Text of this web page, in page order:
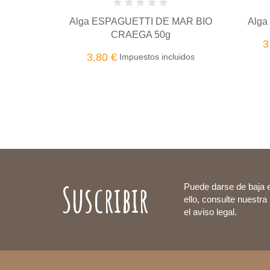
Alga ESPAGUETTI DE MAR BIO
CRAEGA 50g
3,80 €Impuestos incluidos
Alga
Suscribir
Puede darse de baja
ello, consulte
el aviso legal.